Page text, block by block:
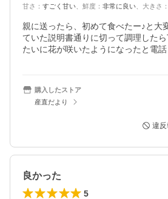
甘さ ： すごく甘い 鮮度 ： 非常に良い 大きさ ：
親に送ったら、初めて食べたー♪と大
ていた説明書通りに切って調理した
たいに花が咲いたようになったと電話
購入したストア
産直だより
違
良かった
5